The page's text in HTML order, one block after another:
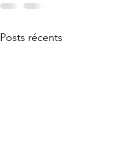
Posts récents